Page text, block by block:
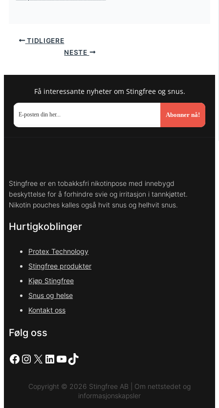
TIDLIGERE
NESTE
Få interessante nyheter om Stingfree og snus.
Abonner nå!
Stingfree er en tobakksfri nikotinpose med innebygd
beskyttelse for å forhindre svie og irritasjon i tannkjøttet.
Nikotin pouches kalles også hvit snus og helhvit snus.
Hurtigkoblinger
Protex Technology
Stingfree produkter
Kjøp Stingfree
Snus og helse
Kontakt oss
Følg oss
Facebook
Instagram
X LinkedIn
YouTube
TikTok
Copyright © 2026 Stingfree AB | Om nettstedet og
informasjonskapsler